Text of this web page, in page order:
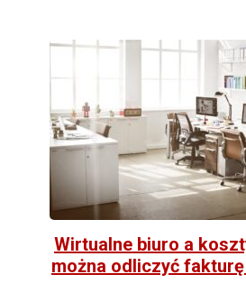
Wirtualne biuro a
można odliczyć